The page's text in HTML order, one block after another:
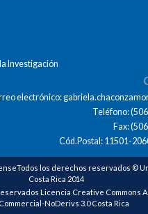
Investigación
electrónico:
Teléfono:
Fax:
Cód.Postal: 11501-
los derechos reservados ©
Costa Rica 2014
Licencia Creative Commons
NoDerivs 3.0 Costa Rica